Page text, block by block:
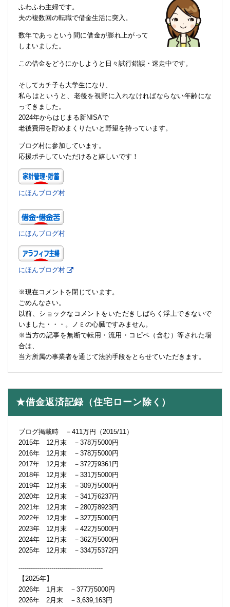
ふわふわ主婦です。
夫の複数回の転職で借金生活に突入。
数年であっという間に借金が膨れ上がって
しまいました。
この借金をどうにかしようと日々試行錯誤・迷走中です。
そしてカチ子も大学生になり、
私らはというと、老後を視野に入れなければならない年齢にな
ってきました。
2024年からはじまる新NISAで
老後費用を貯めまくりたいと野望を持っています。
ブログ村に参加しています。
応援ポチしていただけると嬉しいです！
にほんブログ村
にほんブログ村
にほんブログ村
※現在コメントを閉じています。
ごめんなさい。
以前、ショックなコメントをいただきしばらく浮上できないで
いました・・・。ノミの心臓ですみません。
※当方の記事を無断で転用・流用・コピペ（含む）等された場
合は、
当方所属の事業者を通じて法的手段をとらせていただきます。
★借金返済記録（住宅ローン除く）
ブログ掲載時 －411万円（2015/11）
2015年 12月末 －378万5000円
2016年 12月末 －378万5000円
2017年 12月末 －372万9361円
2018年 12月末 －331万5000円
2019年 12月末 －309万5000円
2020年 12月末 －341万6237円
2021年 12月末 －280万8923円
2022年 12月末 －327万5000円
2023年 12月末 －422万5000円
2024年 12月末 －362万5000円
2025年 12月末 －334万5372円
-----------------------------------------
【2025年】
2026年 1月末 －377万5000円
2026年 2月末 －3,639,163円